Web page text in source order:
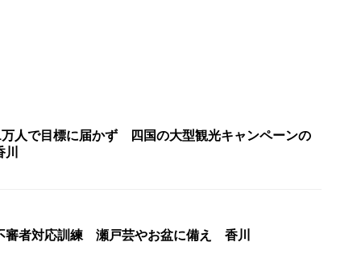
人で目標に届かず 四国の大型観光キャンペーンの
審者対応訓練 瀬戸芸やお盆に備え 香川